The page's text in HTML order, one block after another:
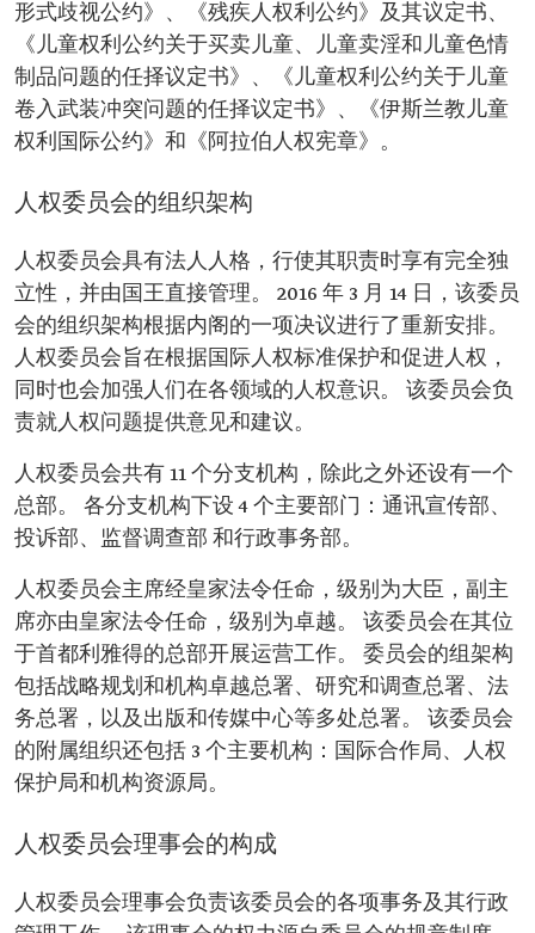
形式歧视公约》、《残疾人权利公约》及其议定书、
《儿童权利公约关于买卖儿童、儿童卖淫和儿童色情
制品问题的任择议定书》、《儿童权利公约关于儿童
卷入武装冲突问题的任择议定书》、《伊斯兰教儿童
权利国际公约》和《阿拉伯人权宪章》。
人权委员会的组织架构
人权委员会具有法人人格，行使其职责时享有完全独
立性，并由国王直接管理。 2016 年 3 月 14 日，该委员
会的组织架构根据内阁的一项决议进行了重新安排。
人权委员会旨在根据国际人权标准保护和促进人权，
同时也会加强人们在各领域的人权意识。 该委员会负
责就人权问题提供意见和建议。
人权委员会共有 11 个分支机构，除此之外还设有一个
总部。 各分支机构下设 4 个主要部门：通讯宣传部、
投诉部、监督调查部 和行政事务部。
人权委员会主席经皇家法令任命，级别为大臣，副主
席亦由皇家法令任命，级别为卓越。 该委员会在其位
于首都利雅得的总部开展运营工作。 委员会的组架构
包括战略规划和机构卓越总署、研究和调查总署、法
务总署，以及出版和传媒中心等多处总署。 该委员会
的附属组织还包括 3 个主要机构：国际合作局、人权
保护局和机构资源局。
人权委员会理事会的构成
人权委员会理事会负责该委员会的各项事务及其行政